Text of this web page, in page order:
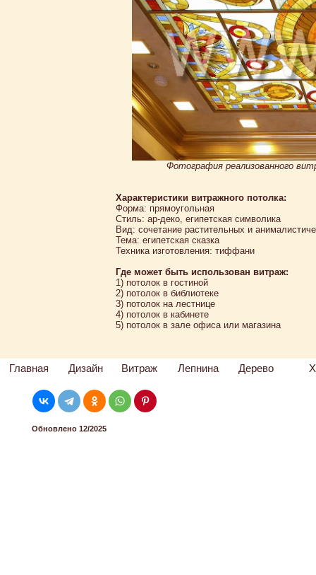
Фотография реализованного
Характеристики витражного потолка:
Форма: прямоугольная
Стиль: ар-деко, египетская символика
Вид: сочетание растительных и
Тема: египетская сказка
Техника изготовления: тиффани
Где может быть использован витраж:
1) потолок в гостиной
2) потолок в библиотеке
3) потолок на лестнице
4) потолок в кабинете
5) потолок в зале офиса или магазина
Главная Дизайн Витраж Лепнина Дерево
Обновлено 12/2025